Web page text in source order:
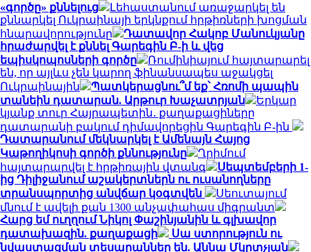
«գործը» քննելուց
Լեհաստանում առաջարկել են
քննարկել Ուկրաինայի երկնքում հրթիռների խոցման
հնարավորությունը
Դատավոր Հակոբ Մանուկյանը
հրաժարվել է քննել Գարեգին Բ-ի և վեց
եպիսկոպոսների գործը
Ռումինիայում հայտարարել
են, որ այլևս չեն կարող ֆինանսապես աջակցել
Ուկրաինային
Պատկերացնու՞մ եք՝ Հռոմի պապին
տանեին դատարան. Արթուր Խաչատրյան
Երկար
կյանք տուր Հայրապետին․ քաղաքացիները
դատարանի բակում դիմավորեցին Գարեգին Բ-ին
Դատարանում մեկնարկել է Ամենայն Հայոց
Կաթողիկոսի գործի քննությունը
Ղրիմում
հայտարարվել է հրթիռային վտանգ
Սեպտեմբերի 1-
ից Դիլիջանում աշակերտներն ու ուսանողները
տրանսպորտից անվճար կօգտվեն
Սեուտայում
մնում է ավելի քան 1300 անչափահաս միգրանտ
Հարց եմ ուղղում Նիկոլ Փաշինյանին և գլխավոր
դատախազին. քաղաքացի
Սա ստորություն ու
նվաստացման տեսարաններ են. Աննա Մկրտչյան